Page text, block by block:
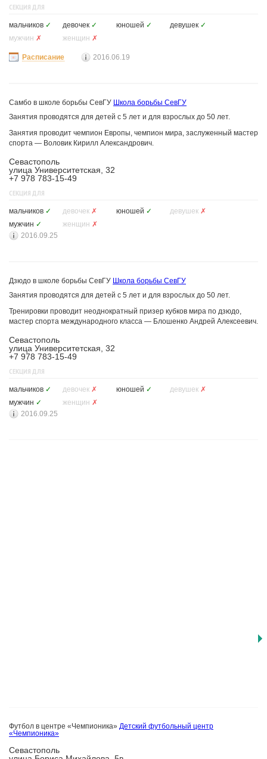
СЕКЦИЯ ДЛЯ
мальчиков ✓ девочек ✓ юношей ✓ девушек ✓
мужчин ✗ женщин ✗
Расписание 2016.06.19
Самбо в школе борьбы СевГУ Школа борьбы СевГУ
Занятия проводятся для детей с 5 лет и для взрослых до 50 лет.
Занятия проводит чемпион Европы, чемпион мира, заслуженный мастер
спорта — Воловик Кирилл Александрович.
Севастополь
улица Университетская, 32
+7 978 783-15-49
СЕКЦИЯ ДЛЯ
мальчиков ✓ девочек ✗ юношей ✓ девушек ✗
мужчин ✓ женщин ✗
2016.09.25
Дзюдо в школе борьбы СевГУ Школа борьбы СевГУ
Занятия проводятся для детей с 5 лет и для взрослых до 50 лет.
Тренировки проводит неоднократный призер кубков мира по дзюдо,
мастер спорта международного класса — Блошенко Андрей Алексеевич.
Севастополь
улица Университетская, 32
+7 978 783-15-49
СЕКЦИЯ ДЛЯ
мальчиков ✓ девочек ✗ юношей ✓ девушек ✗
мужчин ✓ женщин ✗
2016.09.25
Футбол в центре «Чемпионика» Детский футбольный центр
«Чемпионика»
Севастополь